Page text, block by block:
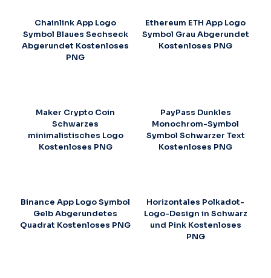
Chainlink App Logo
Symbol Blaues Sechseck
Abgerundet Kostenloses
PNG
Ethereum ETH App Logo
Symbol Grau Abgerundet
Kostenloses PNG
Maker Crypto Coin
Schwarzes
minimalistisches Logo
Kostenloses PNG
PayPass Dunkles
Monochrom-Symbol
Symbol Schwarzer Text
Kostenloses PNG
Binance App Logo Symbol
Gelb Abgerundetes
Quadrat Kostenloses PNG
Horizontales Polkadot-
Logo-Design in Schwarz
und Pink Kostenloses
PNG